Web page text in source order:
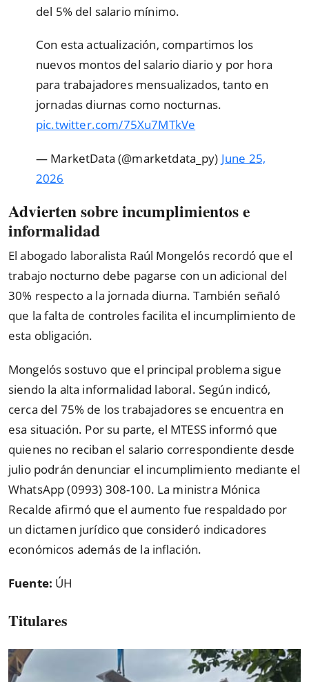
del 5% del salario mínimo.
Con esta actualización, compartimos los
nuevos montos del salario diario y por hora
para trabajadores mensualizados, tanto en
jornadas diurnas como nocturnas.
pic.twitter.com/75Xu7MTkVe
— MarketData (@marketdata_py) June 25,
2026
Advierten sobre incumplimientos e
informalidad
El abogado laboralista Raúl Mongelós recordó que el
trabajo nocturno debe pagarse con un adicional del
30% respecto a la jornada diurna. También señaló
que la falta de controles facilita el incumplimiento de
esta obligación.
Mongelós sostuvo que el principal problema sigue
siendo la alta informalidad laboral. Según indicó,
cerca del 75% de los trabajadores se encuentra en
esa situación. Por su parte, el MTESS informó que
quienes no reciban el salario correspondiente desde
julio podrán denunciar el incumplimiento mediante el
WhatsApp (0993) 308-100. La ministra Mónica
Recalde afirmó que el aumento fue respaldado por
un dictamen jurídico que consideró indicadores
económicos además de la inflación.
Fuente: ÚH
Titulares